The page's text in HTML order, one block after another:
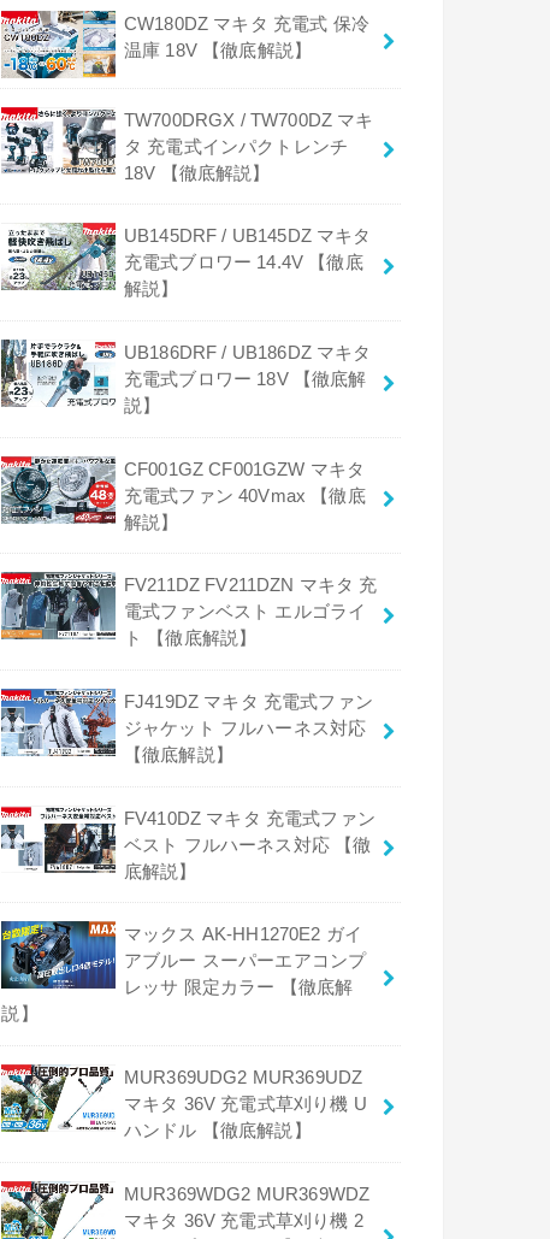
CW180DZ マキタ 充電式 保冷
温庫 18V 【徹底解説】
TW700DRGX / TW700DZ マキ
タ 充電式インパクトレンチ
18V 【徹底解説】
UB145DRF / UB145DZ マキタ
充電式ブロワー 14.4V 【徹底
解説】
UB186DRF / UB186DZ マキタ
充電式ブロワー 18V 【徹底解
説】
CF001GZ CF001GZW マキタ
充電式ファン 40Vmax 【徹底
解説】
FV211DZ FV211DZN マキタ 充
電式ファンベスト エルゴライ
ト 【徹底解説】
FJ419DZ マキタ 充電式ファン
ジャケット フルハーネス対応
【徹底解説】
FV410DZ マキタ 充電式ファン
ベスト フルハーネス対応 【徹
底解説】
マックス AK-HH1270E2 ガイ
アブルー スーパーエアコンプ
レッサ 限定カラー 【徹底解
説】
MUR369UDG2 MUR369UDZ
マキタ 36V 充電式草刈り機 U
ハンドル 【徹底解説】
MUR369WDG2 MUR369WDZ
マキタ 36V 充電式草刈り機 2